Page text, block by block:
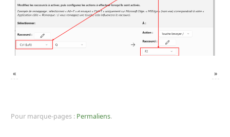
« »
Pour marque-pages : Permaliens.